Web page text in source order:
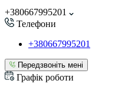
+380667995201
Телефони
+380667995201
Передзвоніть мені
Графік роботи